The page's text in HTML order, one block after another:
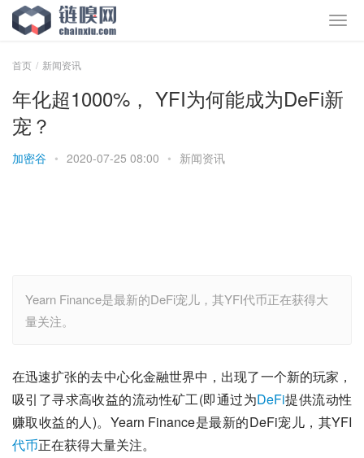
首页 新闻资讯
年化超1000%， YFI为何能成为DeFi新
宠？
加密谷 • 2020-07-25 08:00 • 新闻资讯
Yearn Finance是最新的DeFi宠儿，其YFI代币正在获得大
量关注。
在迅速扩张的去中心化金融世界中，出现了一个新的玩家，
吸引了寻求高收益的流动性矿工(即通过为DeFi提供流动性
赚取收益的人)。Yearn Finance是最新的DeFi宠儿，其YFI
代币正在获得大量关注。